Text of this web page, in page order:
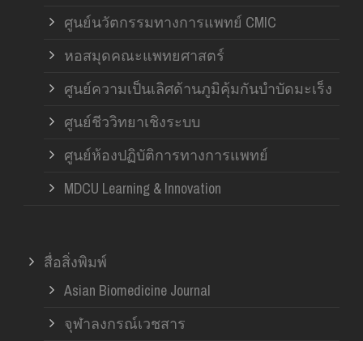
ศูนย์นวัตกรรมทางการแพทย์ CMIC
หอสมุดคณะแพทยศาสตร์
ศูนย์ความเป็นเลิศด้านภูมิคุ้มกันบำบัดมะเร็ง
ศูนย์ชีววิทยาเชิงระบบ
ศูนย์ห้องปฏิบัติการทางการแพทย์
MDCU Learning & Innovation
สื่อสิ่งพิมพ์
Asian Biomedicine Journal
จุฬาลงกรณ์เวชสาร